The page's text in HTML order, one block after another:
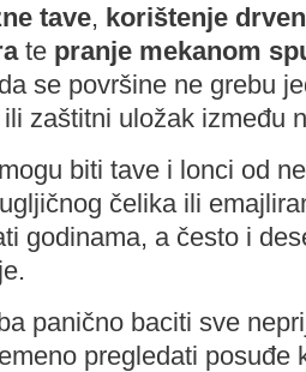
tave, korištenje
te pranje mekanom
se površine ne grebu
zaštitni uložak između
biti tave i lonci od
čelika ili
godinama, a često i
panično baciti sve
pregledati posuđe